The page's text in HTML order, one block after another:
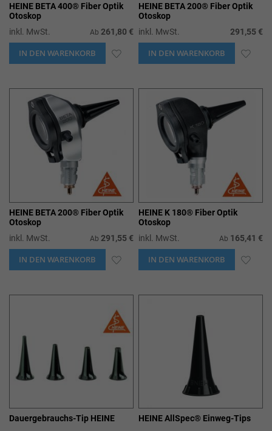
HEINE BETA 400® Fiber Optik
Otoskop
inkl. MwSt.
Ab 261,80 €
IN DEN WARENKORB ZUR
HEINE BETA 200® Fiber Optik
Otoskop
inkl. MwSt.
291,55 €
IN DEN WARENKORB ZUR
HEINE BETA 200® Fiber Optik
Otoskop
inkl. MwSt.
Ab 291,55 €
IN DEN WARENKORB ZUR
HEINE K 180® Fiber Optik
Otoskop
inkl. MwSt.
Ab 165,41 €
IN DEN WARENKORB ZUR
Dauergebrauchs-Tip HEINE HEINE AllSpec® Einweg-Tips